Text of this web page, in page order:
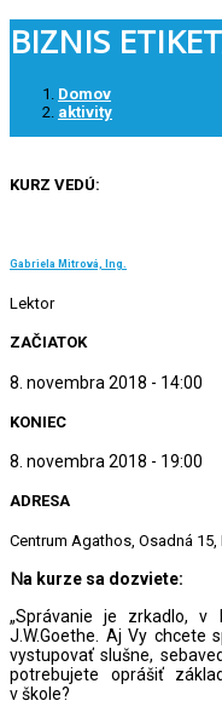
BIZNIS
Domov
aktivity
KURZ VEDÚ:
Gabriela Mitrová, Ing.
Lektor
ZAČIATOK
8. novembra 2018 - 14:00
KONIEC
8. novembra 2018 - 19:00
ADRESA
Centrum Agathos, Osadná 15,
Na kurze sa dozviete:
„Správanie je zrkadlo, v
J.W.Goethe. Aj Vy chcete
vystupovať slušne,
potrebujete oprášiť
v škole?